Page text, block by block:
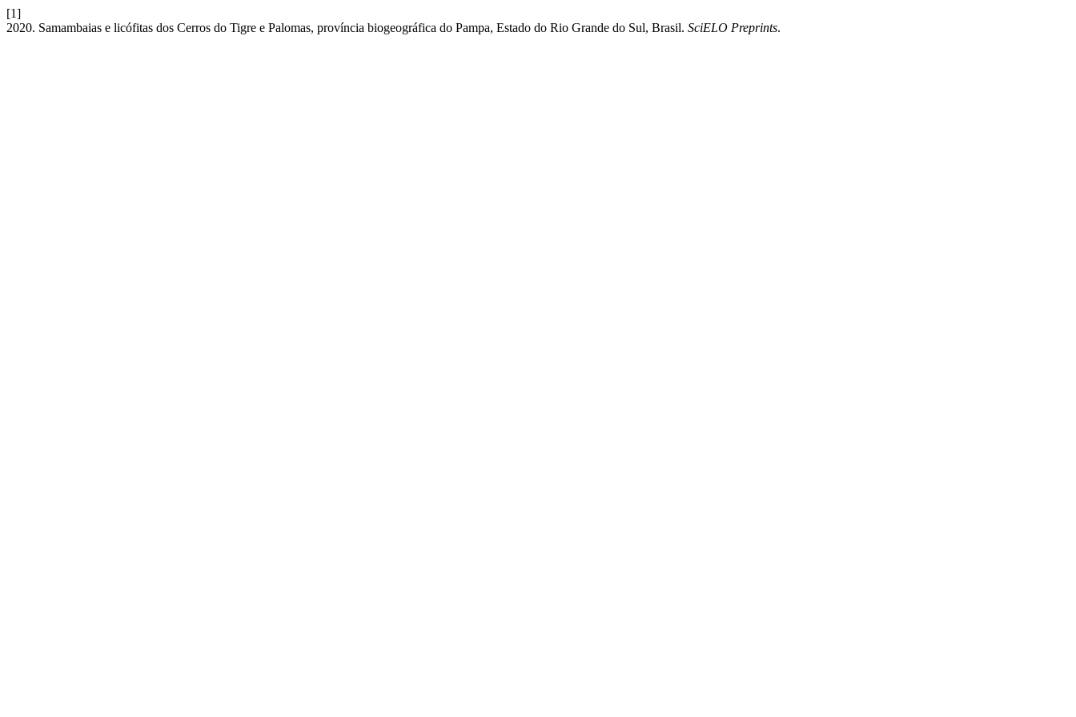
[1]
2020. Samambaias e licófitas dos Cerros do Tigre e Palomas, província biogeográfica do Pampa, Estado do Rio Grande do Sul, Brasil. SciELO Preprints.